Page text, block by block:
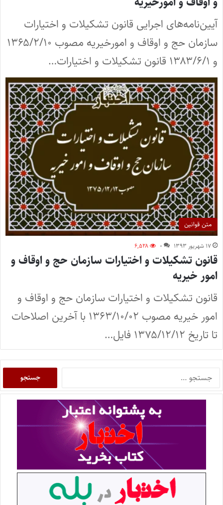
آیین‌نامه‌های اجرایی قانون تشکیلات و اختیارات
سازمان حج و اوقاف و امورخیریه مصوب ۱۳۶۵/۲/۱۰
و ۱۳۸۳/۶/۱ قانون تشکیلات و اختیارات…
متن قوانین
۱۷ شهریور ۱۳۹۳ ۰ ۶,۵۲۸
قانون تشکیلات و اختیارات سازمان حج و اوقاف و
امور خیریه
قانون تشکیلات و اختیارات سازمان حج و اوقاف و
امور خیریه مصوب ۱۳۶۳/۱۰/۰۲ با آخرین اصلاحات
تا تاریخ ۱۳۷۵/۱۲/۱۲ فایل…